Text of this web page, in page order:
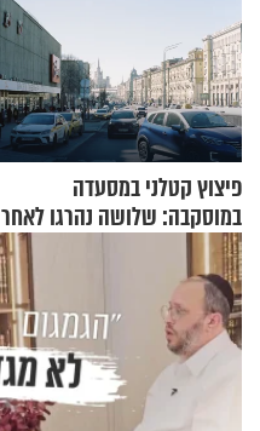
פיצוץ קטלני במסעדה
במוסקבה: שלושה נהרגו לאחר
שמטען שנשאה אישה